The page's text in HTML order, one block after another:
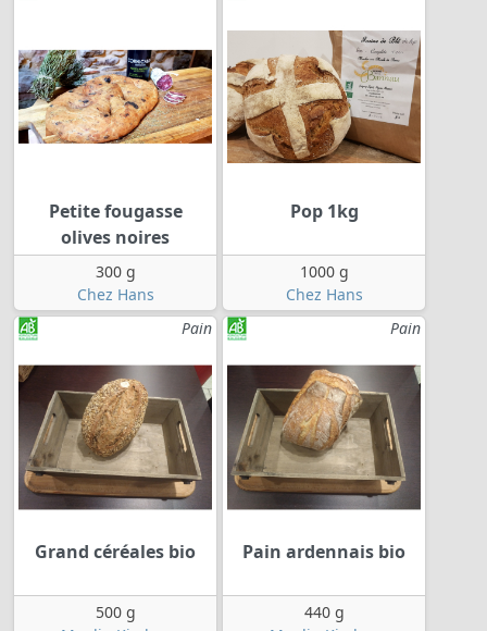
Petite fougasse
olives noires
300 g
Chez Hans
Pop 1kg
1000 g
Chez Hans
Pain
Grand céréales bio
500 g
Pain
Pain ardennais bio
440 g